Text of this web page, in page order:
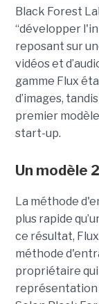
Black Forest
“développer
reposant sur
vidéos et
gamme Flux
d’images,
premier
start-up.
Un modèle
La méthode
plus rapide
ce résultat, Flux
méthode
propriétaire
représentation